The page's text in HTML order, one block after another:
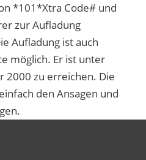
*101*Xtra Code# und
zur Aufladung
Aufladung ist auch
möglich. Er ist unter
2000 zu erreichen. Die
den Ansagen und